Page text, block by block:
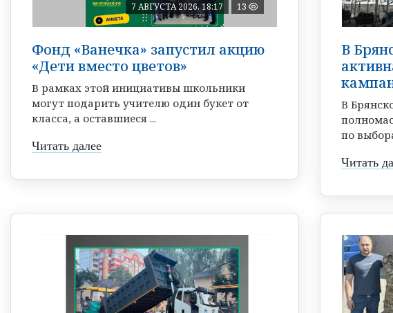
7 АВГУСТА 2026, 18:17 13
Фонд «Ванечка» запустил акцию
«Дети вместо цветов»
В рамках этой инициативы школьники
могут подарить учителю один букет от
класса, а оставшиеся ...
Читать далее
В
В
по
Читать